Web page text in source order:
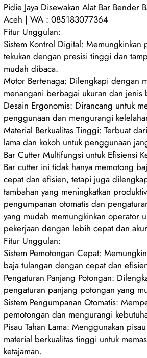
Pidie Jaya Disewakan Alat Bar Bender
Aceh | WA : 085183077364
Fitur Unggulan:
Sistem Kontrol Digital: Memungkinkan
tekukan dengan presisi tinggi dan
mudah dibaca.
Motor Bertenaga: Dilengkapi dengan
menangani berbagai ukuran dan jenis
Desain Ergonomis: Dirancang untuk
penggunaan dan mengurangi
Material Berkualitas Tinggi: Terbuat
lama dan kokoh untuk penggunaan
Bar Cutter Multifungsi untuk Efisiensi
Bar cutter ini tidak hanya memotong
cepat dan efisien, tetapi juga
tambahan yang meningkatkan
pengumpanan otomatis dan
yang mudah memungkinkan operator
pekerjaan dengan lebih cepat dan
Fitur Unggulan:
Sistem Pemotongan Cepat:
baja tulangan dengan cepat dan
Pengaturan Panjang Potongan:
pengaturan panjang potongan yang
Sistem Pengumpanan Otomatis:
pemotongan dan mengurangi
Pisau Tahan Lama: Menggunakan
material berkualitas tinggi untuk
ketajaman.